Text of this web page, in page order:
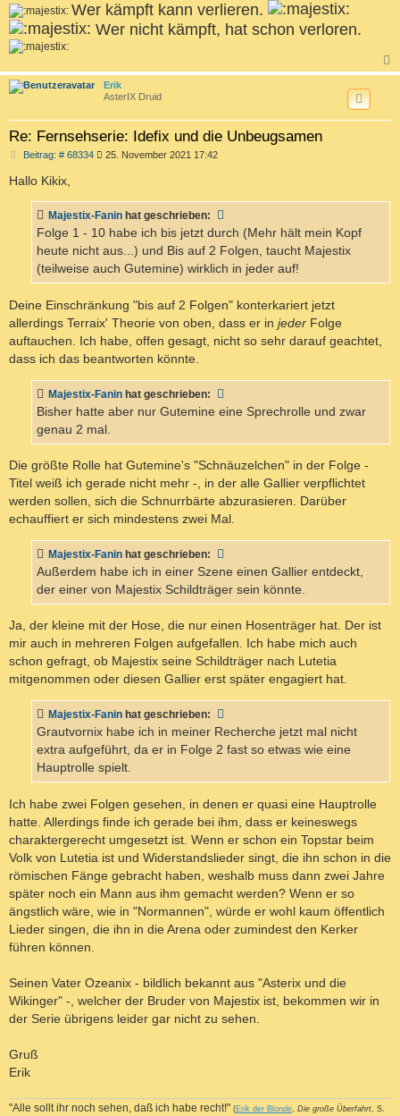
Wer kämpft kann verlieren.
Wer nicht kämpft, hat schon verloren.
a
Erik
AsterIX Druid
Re: Fernsehserie: Idefix und die Unbeugsamen
Beitrag: # 68334B
r
a
25. November 2021 17:42
Hallo Kikix,
Majestix-Fanin hat geschrieben:
Folge 1 - 10 habe ich bis jetzt durch (Mehr hält mein Kopf
heute nicht aus...) und Bis auf 2 Folgen, taucht Majestix
(teilweise auch Gutemine) wirklich in jeder auf!
Deine Einschränkung "bis auf 2 Folgen" konterkariert jetzt
allerdings Terraix' Theorie von oben, dass er in jeder Folge
auftauchen. Ich habe, offen gesagt, nicht so sehr darauf geachtet,
dass ich das beantworten könnte.
Majestix-Fanin hat geschrieben:
Bisher hatte aber nur Gutemine eine Sprechrolle und zwar
genau 2 mal.
Die größte Rolle hat Gutemine's "Schnäuzelchen" in der Folge -
Titel weiß ich gerade nicht mehr -, in der alle Gallier verpflichtet
werden sollen, sich die Schnurrbärte abzurasieren. Darüber
echauffiert er sich mindestens zwei Mal.
Majestix-Fanin hat geschrieben:
Außerdem habe ich in einer Szene einen Gallier entdeckt,
der einer von Majestix Schildträger sein könnte.
Ja, der kleine mit der Hose, die nur einen Hosenträger hat. Der ist
mir auch in mehreren Folgen aufgefallen. Ich habe mich auch
schon gefragt, ob Majestix seine Schildträger nach Lutetia
mitgenommen oder diesen Gallier erst später engagiert hat.
Majestix-Fanin hat geschrieben:
Grautvornix habe ich in meiner Recherche jetzt mal nicht
extra aufgeführt, da er in Folge 2 fast so etwas wie eine
Hauptrolle spielt.
Ich habe zwei Folgen gesehen, in denen er quasi eine Hauptrolle
hatte. Allerdings finde ich gerade bei ihm, dass er keineswegs
charaktergerecht umgesetzt ist. Wenn er schon ein Topstar beim
Volk von Lutetia ist und Widerstandslieder singt, die ihn schon in die
römischen Fänge gebracht haben, weshalb muss dann zwei Jahre
später noch ein Mann aus ihm gemacht werden? Wenn er so
ängstlich wäre, wie in "Normannen", würde er wohl kaum öffentlich
Lieder singen, die ihn in die Arena oder zumindest den Kerker
führen können.
Seinen Vater Ozeanix - bildlich bekannt aus "Asterix und die
Wikinger" -, welcher der Bruder von Majestix ist, bekommen wir in
der Serie übrigens leider gar nicht zu sehen.
Gruß
Erik
"Alle sollt ihr noch sehen, daß ich habe recht!" (Erik der Blonde, Die große Überfahrt, S.